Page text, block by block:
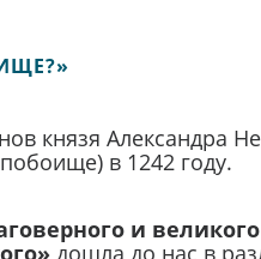
князя Александра
в 1242 году.
и
дошла до нас в